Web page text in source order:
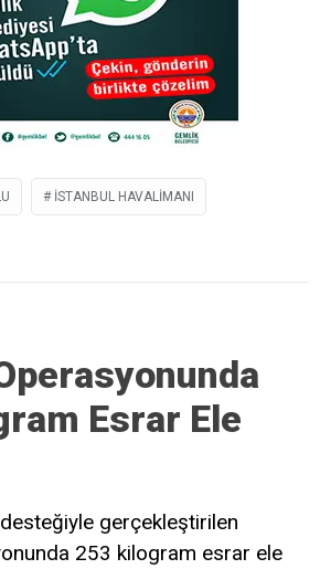
İSTANBUL HAVALIMANI
Esrar Ele
gerçekleştirilen
253 kilogram esrar ele